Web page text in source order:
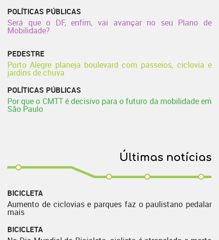
POLÍTICAS PÚBLICAS
Será que o DF, enfim, vai avançar no seu Plano de
Mobilidade?
PEDESTRE
Porto Alegre planeja boulevard com passeios, ciclovia e
jardins de chuva
POLÍTICAS PÚBLICAS
Por que o CMTT é decisivo para o futuro da mobilidade em
São Paulo
Últimas notícias
BICICLETA
Aumento de ciclovias e parques faz o paulistano pedalar
mais
BICICLETA